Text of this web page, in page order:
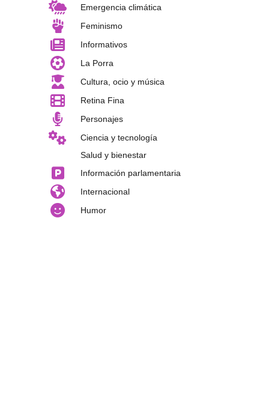
Emergencia climática
Feminismo
Informativos
La Porra
Cultura, ocio y música
Retina Fina
Personajes
Ciencia y tecnología
Salud y bienestar
Información parlamentaria
Internacional
Humor